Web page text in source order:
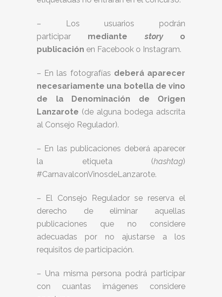
– Los usuarios podrán
participar mediante story
o
publicación en Facebook o Instagram.
– En las fotografías deberá aparecer
necesariamente una botella de vino
de la Denominación de Origen
Lanzarote (de alguna bodega adscrita
al Consejo Regulador).
– En las publicaciones deberá aparecer
la etiqueta (hashtag)
#CarnavalconVinosdeLanzarote.
– El Consejo Regulador se reserva el
derecho de eliminar aquellas
publicaciones que no considere
adecuadas por no ajustarse a los
requisitos de participación.
– Una misma persona podrá participar
con cuantas imágenes considere